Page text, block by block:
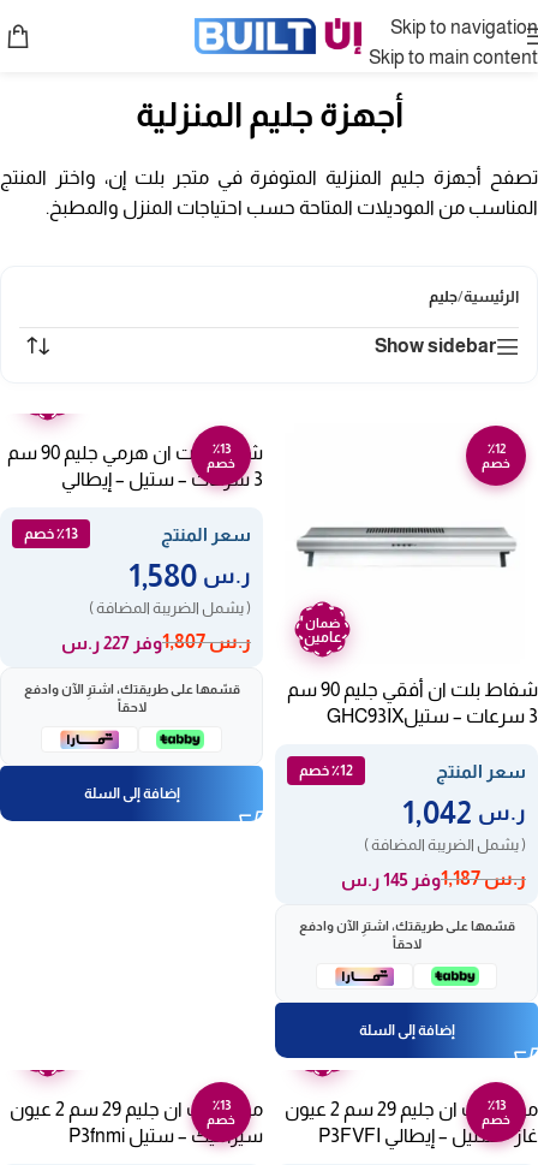
Skip to navigation
Skip to main content
أجهزة جليم المنزلية
تصفح أجهزة جليم المنزلية المتوفرة في متجر بلت إن، واختر المنتج
المناسب من الموديلات المتاحة حسب احتياجات المنزل والمطبخ.
الرئيسية/جليم
Show sidebar
٪12
خصم
ضمان
عامين
شفاط بلت ان أفقي جليم 90 سم
3 سرعات – ستيلGHC93IX
سعر المنتج ٪12 خصم
ر.س
( يشمل الضريبة المضافة )
ر.س1,187 وفر 145 ر.س
قسّمها على طريقتك، اشترِ الآن وادفع
لاحقاً
إضافة إلى السلة
٪13
خصم
شفاط بلت ان هرمي جليم 90 سم
3 سرعات – ستيل – إيطالي
سعر المنتج
٪13 خصم
ر.س
( يشمل الضريبة المضافة )
ر.س1,807 وفر 227 ر.س
قسّمها على طريقتك، اشترِ الآن وادفع
لاحقاً
إضافة إلى السلة
٪13
خصم
عامين
موقد بلت ان جليم 29 سم 2 عيون
غاز – ستيل – إيطالي P3FVFI
٪13
خصم
موقد بلت ان جليم 29 سم 2 عيون
سيراميك – ستيل P3fnmi